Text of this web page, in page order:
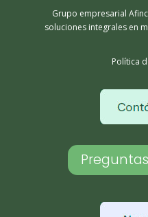
Grupo empresarial
soluciones integrales en
Política